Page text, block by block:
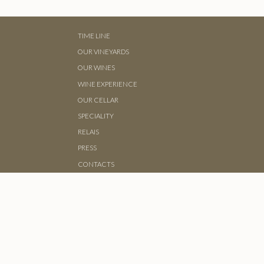
TIME LINE
OUR VINEYARDS
OUR WINES
WINE EXPERIENCE
OUR CELLAR
SPECIALITY
RELAIS
PRESS
CONTACTS